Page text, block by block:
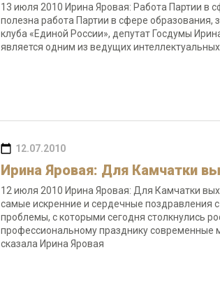
13 июля 2010 Ирина Яровая: Работа Партии в
полезна работа Партии в сфере образования,
клуба «Единой России», депутат Госдумы
является одним из ведущих
12.07.2010
Ирина Яровая: Для Камчатки
12 июля 2010 Ирина Яровая: Для Камчатки
самые искренние и сердечные
проблемы, с которыми сегодня столкнулись
профессиональному празднику современные
сказала Ирина Яровая